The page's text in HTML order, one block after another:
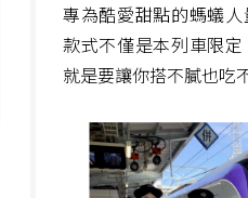
專為酷愛甜點的螞蟻
款式不僅是本列車限
就是要讓你搭不膩也吃